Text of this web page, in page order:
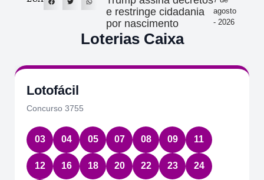
e restringe cidadania
por nascimento
agosto
- 2026
Loterias Caixa
Lotofácil
Concurso 3755
03 04 05 07 08 09 11
12 16 18 20 22 23 24